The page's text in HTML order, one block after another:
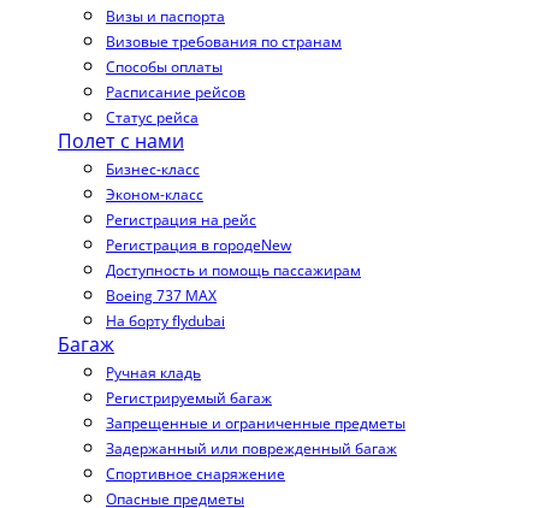
Визы и паспорта
Визовые требования по странам
Способы оплаты
Расписание рейсов
Статус рейса
Полет с нами
Бизнес-класс
Эконом-класс
Регистрация на рейс
Регистрация в городеNew
Доступность и помощь пассажирам
Boeing 737 MAX
На борту flydubai
Багаж
Ручная кладь
Регистрируемый багаж
Запрещенные и ограниченные предметы
Задержанный или поврежденный багаж
Спортивное снаряжение
Опасные предметы